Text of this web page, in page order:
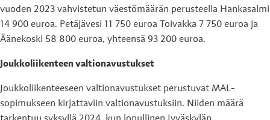
vuoden 2023 vahvistetun väestömäärän perusteella Hankasalmi
14 900 euroa. Petäjävesi 11 750 euroa Toivakka 7 750 euroa ja
Äänekoski 58 800 euroa, yhteensä 93 200 euroa.
Joukkoliikenteen valtionavustukset
Joukkoliikenteeseen valtionavustukset perustuvat MAL-
sopimukseen kirjattaviin valtionavustuksiin. Niiden määrä